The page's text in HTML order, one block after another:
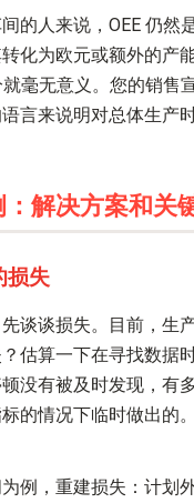
的人来说，OEE 仍然
化为欧元或额外的产
毫无意义。您的销售
言来说明对总体生产
解决方案和关
损失
谈谈损失。目前，生
估算一下在寻找数据
没有被及时发现，有
的情况下临时做出的。
例，重建损失：计划